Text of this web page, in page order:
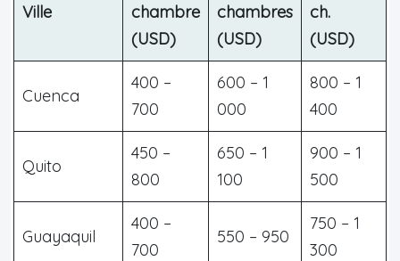
Ville
chambre
(USD)
chambres
(USD)
ch.
(USD)
Cuenca
400 –
700
600 – 1
000
800 – 1
400
Quito
450 –
800
650 – 1
100
900 – 1
500
Guayaquil
400 –
700
550 – 950
750 – 1
300